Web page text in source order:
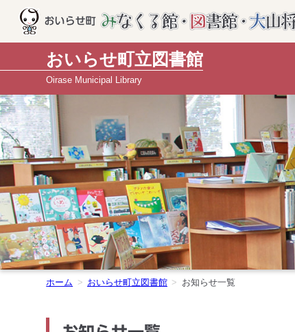
おいらせ町立図書館
Oirase Municipal Library
ホーム おいらせ町立図書館 お知らせ一覧